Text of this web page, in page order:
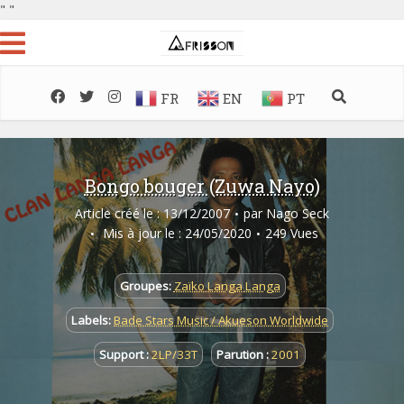
" "
FR EN PT
Bongo bouger (Zuwa Nayo)
Article créé le : 13/12/2007 par Nago Seck
Mis à jour le : 24/05/2020
249 Vues
Groupes: Zaïko Langa Langa
Labels:Bade Stars Music / Akueson Worldwide
Support :2LP/33T Parution :2001